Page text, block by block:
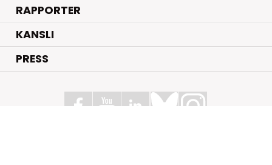
RAPPORTER
KANSLI
PRESS